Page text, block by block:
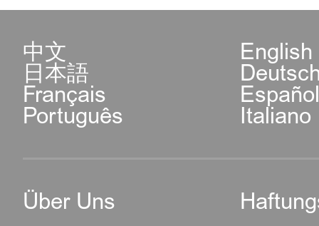
中文 English
日本語
Français
Português Italiano
Über Uns